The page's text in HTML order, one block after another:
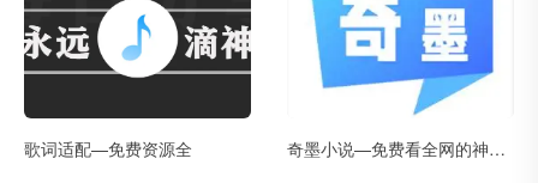
歌词适配—免费资源全 奇墨小说—免费看全网的神器来了！